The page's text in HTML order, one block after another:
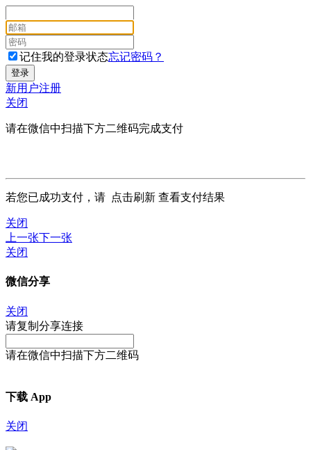
记住我的登录状态忘记密码？
新用户注册
关闭
请在微信中扫描下方二维码完成支付
若您已成功支付，请 点击刷新 查看支付结果
关闭
上一张下一张
关闭
微信分享
关闭
请复制分享连接
请在微信中扫描下方二维码
下载 App
关闭